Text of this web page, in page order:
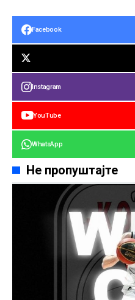
Facebook
Instagram
YouTube
WhatsApp
Не пропуштајте